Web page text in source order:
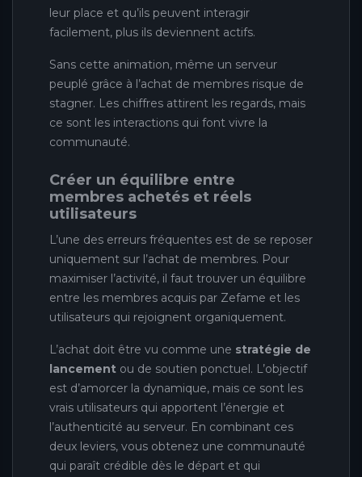
leur place et qu’ils peuvent interagir
facilement, plus ils deviennent actifs.
Sans cette animation, même un serveur
peuplé grâce à l’achat de membres risque de
stagner. Les chiffres attirent les regards, mais
ce sont les interactions qui font vivre la
communauté.
Créer un équilibre entre
membres achetés et réels
utilisateurs
L’une des erreurs fréquentes est de se reposer
uniquement sur l’achat de membres. Pour
maximiser l’activité, il faut trouver un équilibre
entre les membres acquis par Zefame et les
utilisateurs qui rejoignent organiquement.
L’achat doit être vu comme une stratégie de
lancement ou de soutien ponctuel. L’objectif
est d’amorcer la dynamique, mais ce sont les
vrais utilisateurs qui apportent l’énergie et
l’authenticité au serveur. En combinant ces
deux leviers, vous obtenez une communauté
qui paraît crédible dès le départ et qui